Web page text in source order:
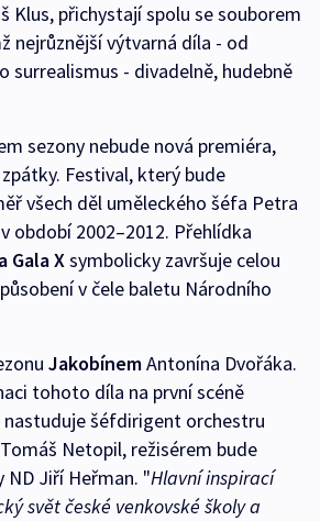
Klus, přichystají spolu se souborem
nejrůznější výtvarná díla - od
surrealismus - divadelně, hudebně
sezony nebude nová premiéra,
Festival, který bude
všech děl uměleckého šéfa Petra
období 2002–2012. Přehlídka
Gala Xsymbolicky završuje celou
v čele baletu Národního
JakobínemAntonína Dvořáka.
tohoto díla na první scéně
šéfdirigent orchestru
Netopil, režisérem bude
ND Jiří Heřman. "Hlavní inspirací
svět české venkovské školy a